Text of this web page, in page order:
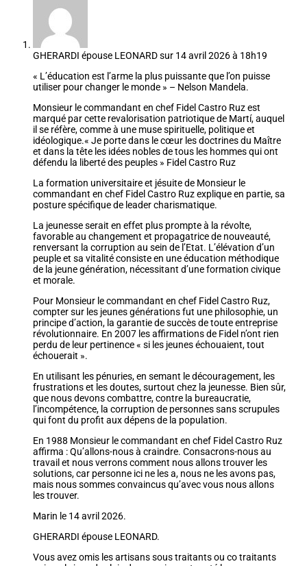
GHERARDI épouse LEONARDsur 14 avril 2026 à 18h19
« L’éducation est l’arme la plus puissante que l’on puisse
utiliser pour changer le monde » – Nelson Mandela.
Monsieur le commandant en chef Fidel Castro Ruz est
marqué par cette revalorisation patriotique de Martí, auquel
il se réfère, comme à une muse spirituelle, politique et
idéologique.« Je porte dans le cœur les doctrines du Maître
et dans la tête les idées nobles de tous les hommes qui ont
défendu la liberté des peuples » Fidel Castro Ruz
La formation universitaire et jésuite de Monsieur le
commandant en chef Fidel Castro Ruz explique en partie, sa
posture spécifique de leader charismatique.
La jeunesse serait en effet plus prompte à la révolte,
favorable au changement et propagatrice de nouveauté,
renversant la corruption au sein de l’Etat. L’élévation d’un
peuple et sa vitalité consiste en une éducation méthodique
de la jeune génération, nécessitant d’une formation civique
et morale.
Pour Monsieur le commandant en chef Fidel Castro Ruz,
compter sur les jeunes générations fut une philosophie, un
principe d’action, la garantie de succès de toute entreprise
révolutionnaire. En 2007 les affirmations de Fidel n’ont rien
perdu de leur pertinence « si les jeunes échouaient, tout
échouerait ».
En utilisant les pénuries, en semant le découragement, les
frustrations et les doutes, surtout chez la jeunesse. Bien sûr,
que nous devons combattre, contre la bureaucratie,
l’incompétence, la corruption de personnes sans scrupules
qui font du profit aux dépens de la population.
En 1988 Monsieur le commandant en chef Fidel Castro Ruz
affirma : Qu’allons-nous à craindre. Consacrons-nous au
travail et nous verrons comment nous allons trouver les
solutions, car personne ici ne les a, nous ne les avons pas,
mais nous sommes convaincus qu’avec vous nous allons
les trouver.
Marin le 14 avril 2026.
GHERARDI épouse LEONARD.
Vous avez omis les artisans sous traitants ou co traitants